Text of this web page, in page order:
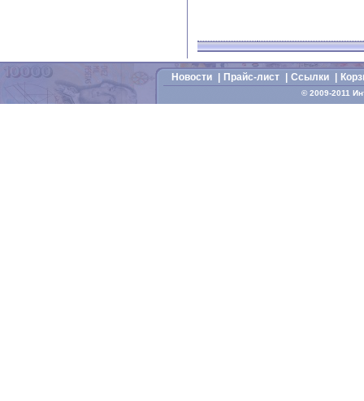
Новости Прайс-лист Cсылки
© 2009-2011